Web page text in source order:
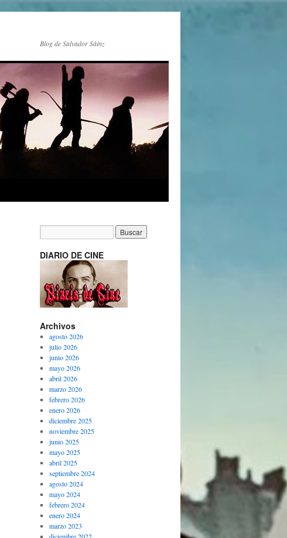
Blog de Salvador Sáinz
DIARIO DE CINE
Archivos
agosto 2026
julio 2026
junio 2026
mayo 2026
abril 2026
marzo 2026
febrero 2026
enero 2026
diciembre 2025
noviembre 2025
junio 2025
mayo 2025
abril 2025
septiembre 2024
agosto 2024
mayo 2024
febrero 2024
enero 2024
marzo 2023